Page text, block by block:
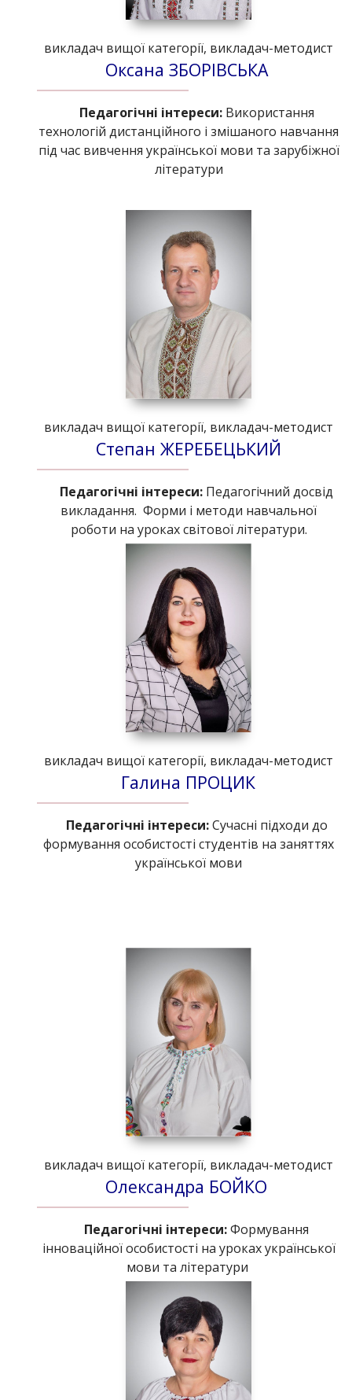
викладач вищої категорії, викладач-методист
Оксана ЗБОРІВСЬКА
Педагогічні інтереси:Використання
технологій дистанційного і змішаного навчання
під час вивчення української мови та зарубіжної
літератури
викладач вищої категорії, викладач-методист
Степан ЖЕРЕБЕЦЬКИЙ
Педагогічні інтереси: Педагогічний досвід
викладання. Форми і методи навчальної
роботи на уроках світової літератури.
викладач вищої категорії, викладач-методист
Галина ПРОЦИК
Педагогічні інтереси:Сучасні підходи до
формування особистості студентів на заняттях
української мови
викладач вищої категорії, викладач-методист
Олександра БОЙКО
Педагогічні інтереси:Формування
інноваційної особистості на уроках української
мови та літератури